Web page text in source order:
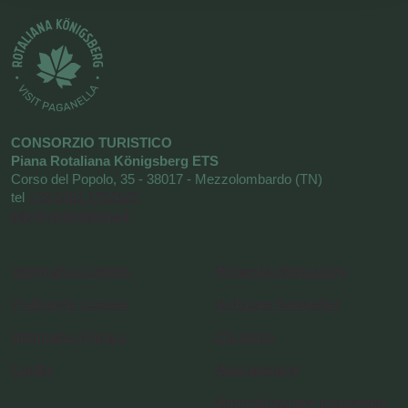
CONSORZIO TURISTICO
Piana Rotaliana Königsberg ETS
Corso del Popolo, 35 - 38017 - Mezzolombardo (TN)
tel